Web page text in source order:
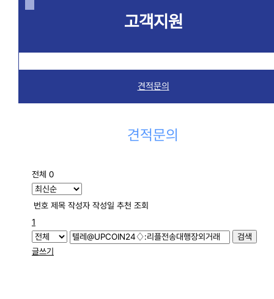
고객지원
견적문의
견적문의
전체 0
번호 제목 작성자 작성일 추천 조회
1
검색
글쓰기